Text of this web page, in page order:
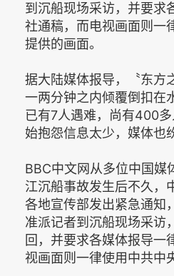
到沉船现场采访，并要求
社通稿，而电视画面则一
提供的画面。
据大陆媒体报导，〝东方
一两分钟之内倾覆倒扣在
已有7人遇难，尚有400
始抱怨信息太少，媒体也
BBC中文网从多位中国媒
江沉船事故发生后不久，
各地宣传部发出紧急通知
准派记者到沉船现场采访
回，并要求各媒体报导一
视画面则一律使用中共中